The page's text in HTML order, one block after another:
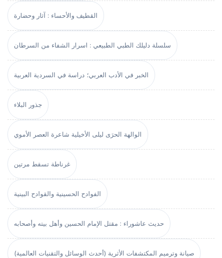
القطيف والأحساء : آثار وحضارة
سلسلة دليلك الطبي الطبيعي : اسرار الشفاء من السرطان
الخبر في الأدب العربي؛ دراسة في السردية العربية
جذور البلاء
الوالهة الحرَى ليلى الأخيلية شاعرة العصر الأموي
غرناطة تسقط مرتين
الفوادح الحسينية والقوادح البينية
حديث عاشوراء : مقتل الإمام الحسين وأهل بيته وأصحابه
صيانة وترميم المكتشفات الأثرية (أحدث الوسائل والتقنيات العالمية)